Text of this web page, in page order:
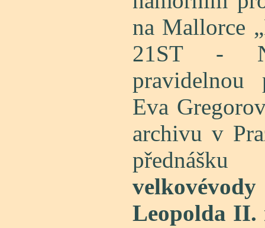
na Mallorce
21ST -
pravidelnou
Eva
archivu v
Leopolda II.